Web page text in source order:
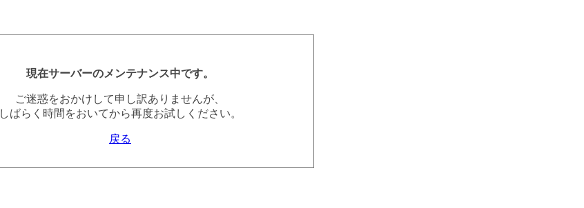
現在サーバーのメンテナンス中です。
ご迷惑をおかけして申し訳ありませんが、
しばらく時間をおいてから再度お試しください。
戻る